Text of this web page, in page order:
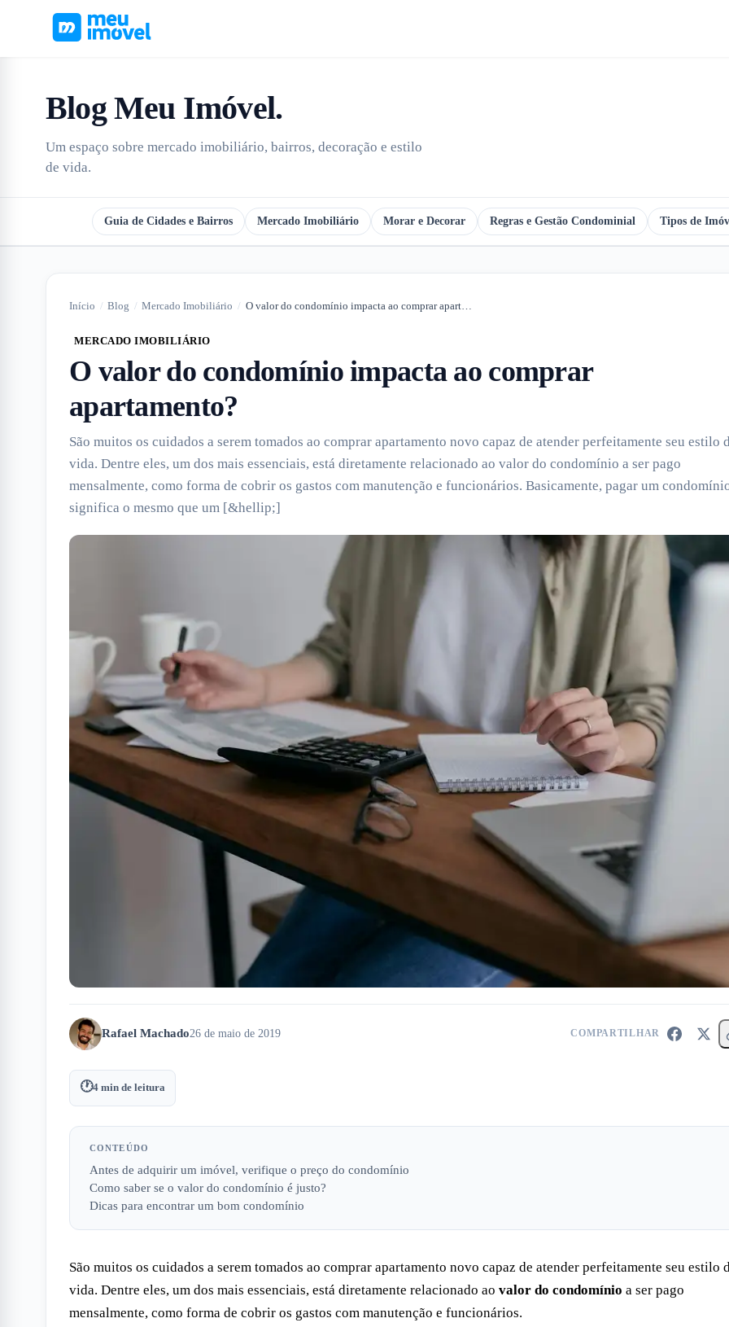
Blog Meu Imóvel.
Um espaço sobre mercado imobiliário, bairros, decoração e estilo
de vida.
Guia de Cidades e Bairros Mercado Imobiliário Morar e Decorar Regras e Gestão Condominial Tipos de
Início / Blog / Mercado Imobiliário / O valor do condomínio impacta ao comprar apartamento?
MERCADO IMOBILIÁRIO
O valor do condomínio impacta ao comprar
apartamento?
São muitos os cuidados a serem tomados ao comprar apartamento novo capaz de atender perfeitamente seu estilo
vida. Dentre eles, um dos mais essenciais, está diretamente relacionado ao valor do condomínio a ser pago
mensalmente, como forma de cobrir os gastos com manutenção e funcionários. Basicamente, pagar um
significa o mesmo que um [&hellip;]
Rafael Machado26 de maio de 2019 COMPARTILHAR
🕐4 min de leitura
CONTEÚDO
Antes de adquirir um imóvel, verifique o preço do condomínio
Como saber se o valor do condomínio é justo?
Dicas para encontrar um bom condomínio
São muitos os cuidados a serem tomados ao comprar apartamento novo capaz de atender perfeitamente seu estilo
vida. Dentre eles, um dos mais essenciais, está diretamente relacionado ao valor do condomínio a ser pago
mensalmente, como forma de cobrir os gastos com manutenção e funcionários.